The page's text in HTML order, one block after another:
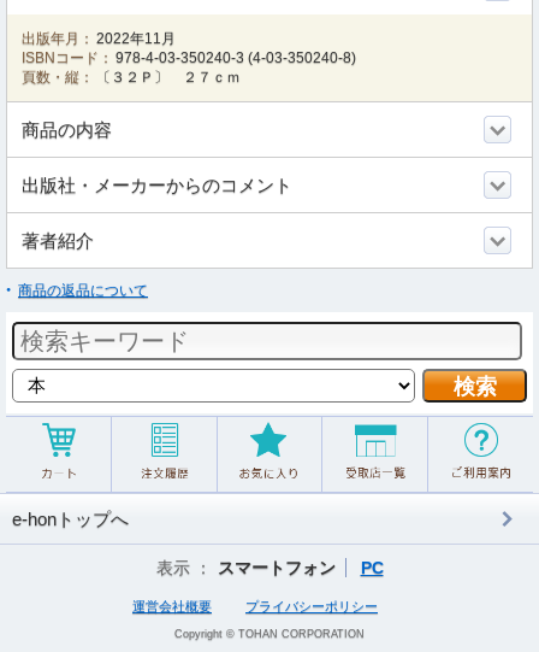
出版年月： 2022年11月
ISBNコード： 978-4-03-350240-3 (4-03-350240-8)
頁数・縦：
〔３２Ｐ〕 ２７ｃｍ
商品の内容
出版社・メーカーからのコメント
著者紹介
商品の返品について
e-honトップへ
表示 ： スマートフォン PC
運営会社概要 プライバシーポリシー
Copyright © TOHAN CORPORATION